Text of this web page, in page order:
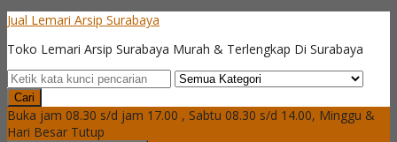
Jual Lemari Arsip Surabaya
Toko Lemari Arsip Surabaya Murah & Terlengkap Di Surabaya
Cari
Buka jam 08.30 s/d jam 17.00 , Sabtu 08.30 s/d 14.00, Minggu &
Hari Besar Tutup